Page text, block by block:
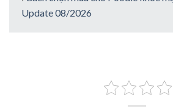
Update 08/2026